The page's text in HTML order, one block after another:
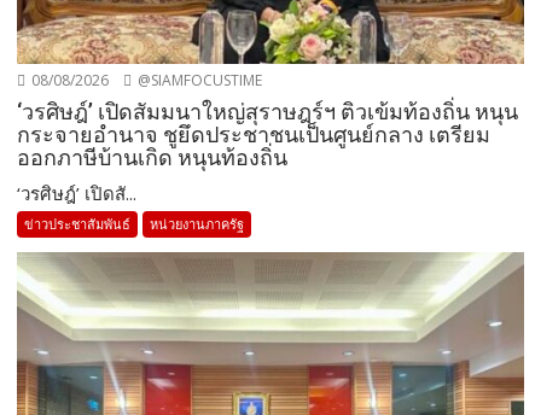
08/08/2026 @SIAMFOCUSTIME
‘วรศิษฎ์’ เปิดสัมมนาใหญ่สุราษฎร์ฯ ติวเข้มท้องถิ่น หนุน
กระจายอำนาจ ชูยึดประชาชนเป็นศูนย์กลาง เตรียม
ออกภาษีบ้านเกิด หนุนท้องถิ่น
‘วรศิษฎ์’ เปิดสั...
ข่าวประชาสัมพันธ์ หน่วยงานภาครัฐ